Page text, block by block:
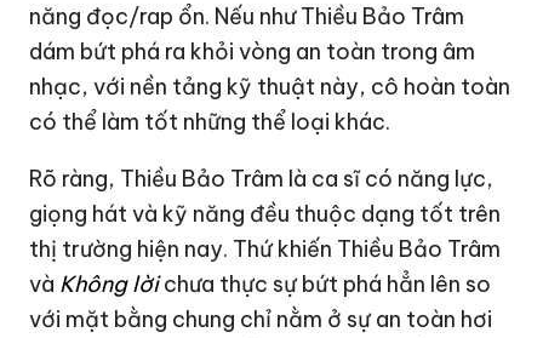
năng đọc/rap ổn. Nếu như Thiều Bảo Trâm
dám bứt phá ra khỏi vòng an toàn trong âm
nhạc, với nền tảng kỹ thuật này, cô hoàn toàn
có thể làm tốt những thể loại khác.
Rõ ràng, Thiều Bảo Trâm là ca sĩ có năng lực,
giọng hát và kỹ năng đều thuộc dạng tốt trên
thị trường hiện nay. Thứ khiến Thiều Bảo Trâm
và Không lờichưa thực sự bứt phá hẳn lên so
với mặt bằng chung chỉ nằm ở sự an toàn hơi